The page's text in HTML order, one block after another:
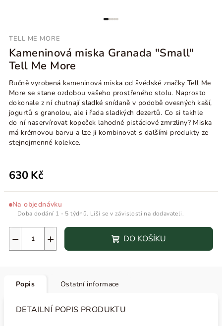
TELL ME MORE
Kameninová miska Granada "Small"
Tell Me More
Ručně vyrobená kameninová miska od švédské značky Tell Me
More se stane ozdobou vašeho prostřeného stolu. Naprosto
dokonale z ní chutnají sladké snídaně v podobě ovesných kaší,
jogurtů s granolou, ale i řada sladkých dezertů. Co si takhle
do ní naservírovat kopeček lahodné pistáciové zmrzliny? Miska
má krémovou barvu a lze ji kombinovat s dalšími produkty ze
stejnojmenné kolekce.
630 Kč
Na objednávku
Doba dodání 1 - 5 týdnů. Liší se v závislosti na dodavateli.
+
− DO KOŠÍKU
Popis Ostatní informace
DETAILNÍ POPIS PRODUKTU